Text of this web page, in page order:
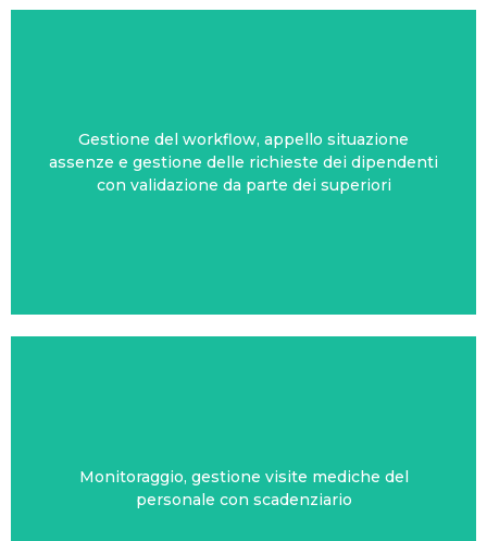
Gestione del workflow, appello situazione
assenze e gestione delle richieste dei dipendenti
con validazione da parte dei superiori
ND24 INFODAY
Monitoraggio, gestione visite mediche del
personale con scadenziario
HR24 SORVEGLIANZA
SANITARIA